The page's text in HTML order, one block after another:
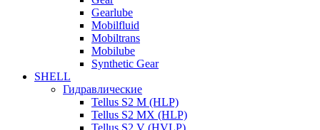
Gearlube
Mobilfluid
Mobiltrans
Mobilube
Synthetic Gear
SHELL
Гидравлические
Tellus S2 M (HLP)
Tellus S2 MХ (HLP)
Tellus S2 V (HVLP)